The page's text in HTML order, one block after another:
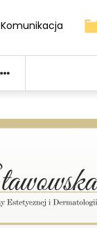
Komunikacja